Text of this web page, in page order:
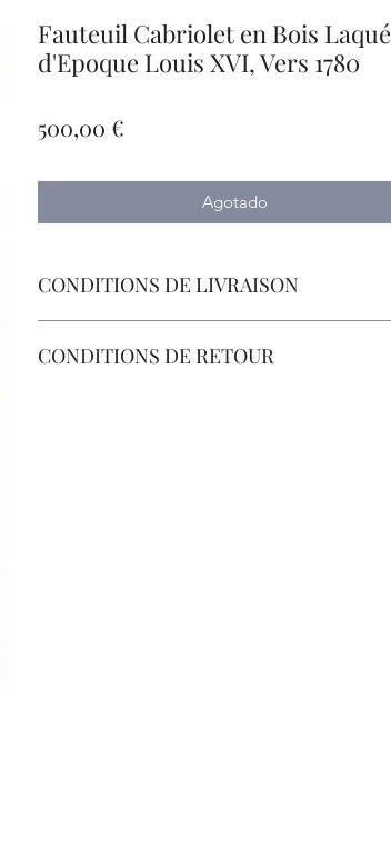
Fauteuil Cabriolet en Bois Laqué
d'Epoque Louis XVI, Vers 1780
500,00 €
Agotado
CONDITIONS DE LIVRAISON
CONDITIONS DE RETOUR